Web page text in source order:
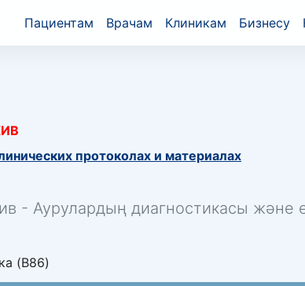
Пациентам Врачам Клиникам Бизнесу
протоколах и материалах
- Аурулардың диагностикасы
(B86)